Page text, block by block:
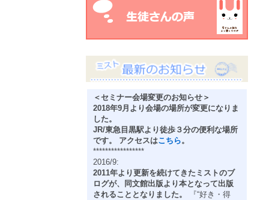
＜セミナー会場変更のお知らせ＞
2018年9月より会場の場所が変更になりま
した。
JR/東急目黒駅より徒歩３分の便利な場所
です。 アクセスはこちら。
*****************
2016/9:
2011年より更新を続けてきたミストのブ
ログが、同文館出版より本となって出版
されることとなりました。
『“好き・得